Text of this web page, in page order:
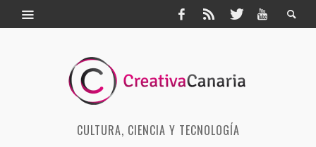
CULTURA, CIENCIA Y TECNOLOGÍA